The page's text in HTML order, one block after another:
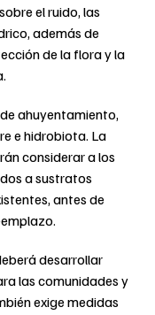
el ruido, las
además de
de la flora y la
ahuyentamiento,
e hidrobiota. La
considerar a los
a sustratos
antes de
desarrollar
las comunidades y
exige medidas